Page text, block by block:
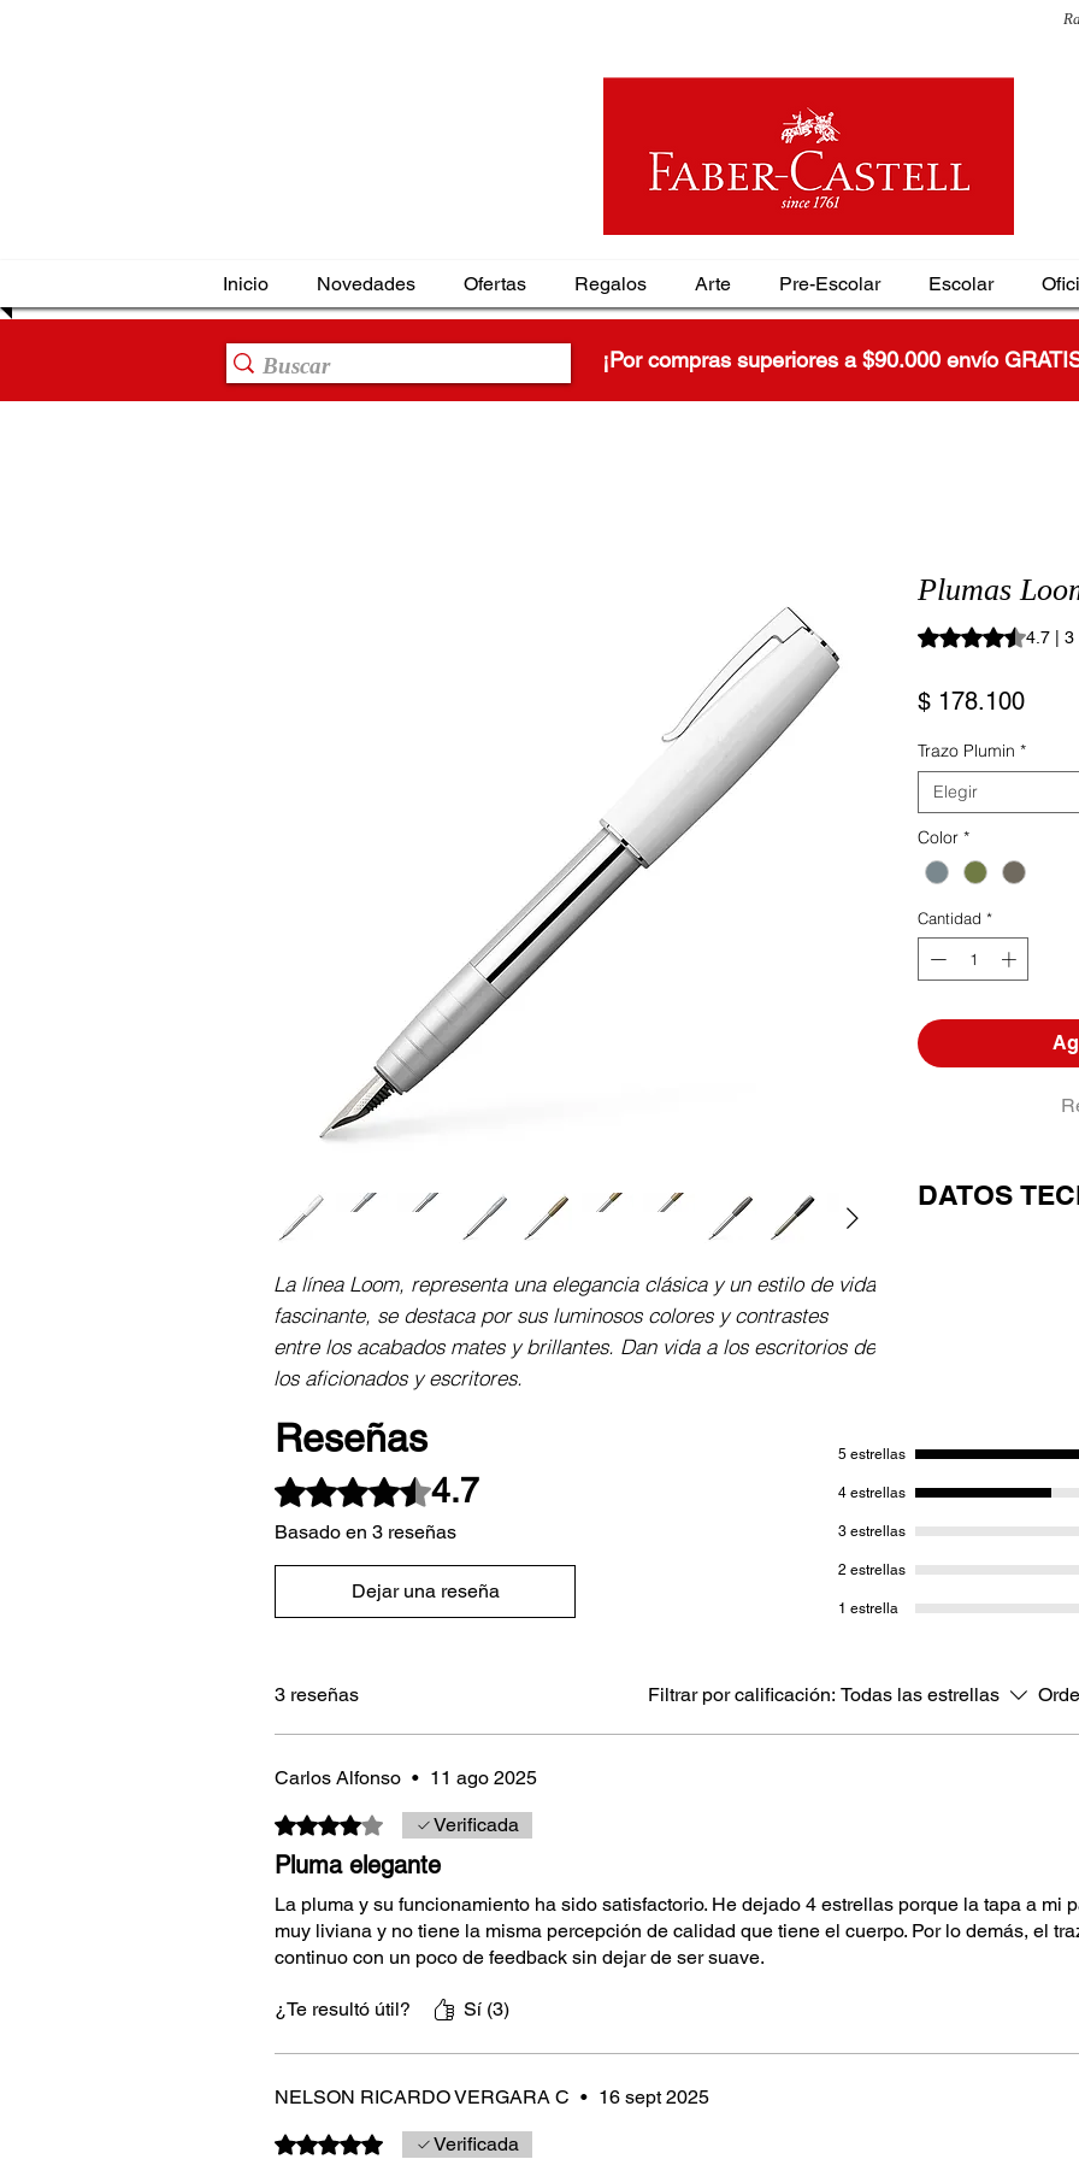
Inicio Novedades Ofertas Regalos Arte Pre-Escolar Escolar
¡Por compras superiores a $90.000 envío
La línea Loom, representa una elegancia clásica y un estilo de vida
fascinante, se destaca por sus luminosos colores y contrastes
entre los acabados mates y brillantes. Dan vida a los escritorios de
los aficionados y escritores.
Plumas
Según 3 reseñas,
4.7 | 3
$ 178.100Precio
Trazo Plumin *
Elegir
Color *
Cantidad *
DATOS
plumines. El
variar.
Reseñas
Obtuvo 4,7 de 5 estrellas.
4.7
Basado en 3 reseñas
Dejar una reseña
5 estrellas
4 estrellas
3 estrellas
2 estrellas
1 estrella
3 reseñas Filtrar por calificación: Todas las estrellas
Carlos Alfonso • 11 ago 2025
Obtuvo 4 de 5 estrellas.Verificada
Pluma elegante
La pluma y su funcionamiento ha sido satisfactorio. He dejado 4 estrellas porque la tapa a mi
muy liviana y no tiene la misma percepción de calidad que tiene el cuerpo. Por lo demás, el
continuo con un poco de feedback sin dejar de ser suave.
¿Te resultó útil? Sí (3)
NELSON RICARDO VERGARA C • 16 sept 2025
Obtuvo 5 de 5 estrellas.Verificada